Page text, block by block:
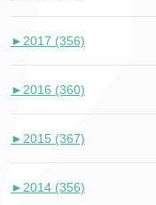
► 2017 (356)
► 2016 (360)
► 2015 (367)
► 2014 (356)